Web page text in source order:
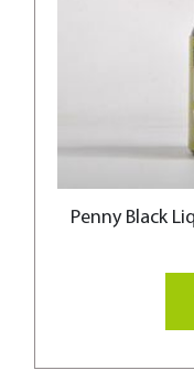
Penny Black